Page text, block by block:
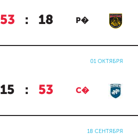
53 : 18 Р�
01 ОКТЯБРЯ
15 : 53 С�
18 СЕНТЯБРЯ